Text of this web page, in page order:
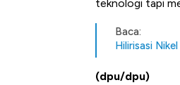
teknologi tapi
Baca:
Hilirisasi
(dpu/dpu)